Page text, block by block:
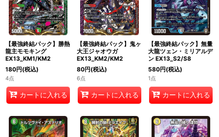
【最強終結パック】勝熱
龍主モモキング
EX13_KM1/KM2
180円(税込)
4点
カートに入れる
【最強終結パック】鬼ヶ
大王ジャオウガ
EX13_KM2/KM2
80円(税込)
6点
カートに入れる
【最強終結パック】無量
大龍ツェン・ミリアルデ
ン EX13_S2/S8
580円(税込)
1点
カートに入れる